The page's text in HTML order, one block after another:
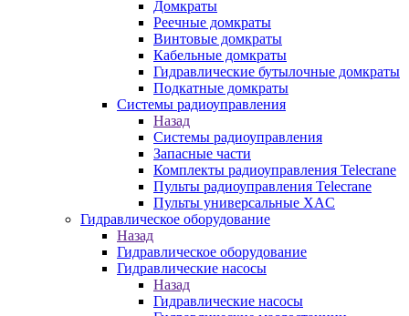
Домкраты
Реечные домкраты
Винтовые домкраты
Кабельные домкраты
Гидравлические бутылочные домкраты
Подкатные домкраты
Системы радиоуправления
Назад
Системы радиоуправления
Запасные части
Комплекты радиоуправления Telecrane
Пульты радиоуправления Telecrane
Пульты универсальные XAC
Гидравлическое оборудование
Назад
Гидравлическое оборудование
Гидравлические насосы
Назад
Гидравлические насосы